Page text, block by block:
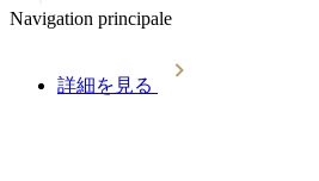
Navigation principale
詳細を見る